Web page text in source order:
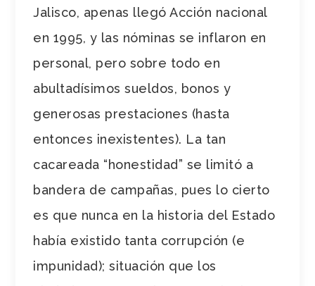
Jalisco, apenas llegó Acción nacional
en 1995, y las nóminas se inflaron en
personal, pero sobre todo en
abultadísimos sueldos, bonos y
generosas prestaciones (hasta
entonces inexistentes). La tan
cacareada “honestidad” se limitó a
bandera de campañas, pues lo cierto
es que nunca en la historia del Estado
había existido tanta corrupción (e
impunidad); situación que los